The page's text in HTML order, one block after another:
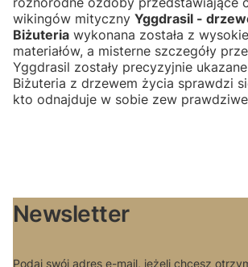
wikingów mityczny Yggdrasil -
Biżuteria wykonana została z
materiałów, a misterne szczegóły
Yggdrasil zostały precyzyjnie
Biżuteria z drzewem życia sprawdzi
kto odnajduje w sobie zew
Newsletter
Podaj swój adres e-mail, jeżeli chcesz